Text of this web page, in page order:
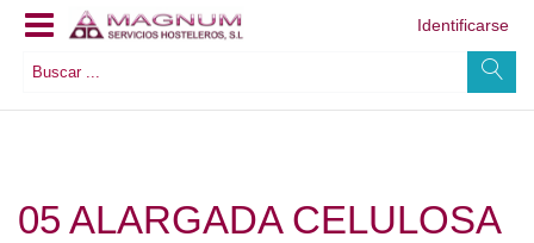
Identificarse
05 ALARGADA CELULOSA